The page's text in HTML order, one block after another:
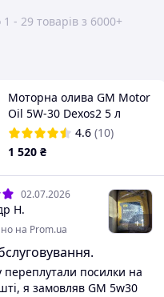
- 29 товарів з 6000+
Моторна олива GM Motor
Oil 5W-30 Dexos2 5 л
(93165557)
4.6 (10)
1 520 ₴
02.07.2026
Н.
на Prom.ua +1
переплутали посилки на
я замовляв GM 5w30